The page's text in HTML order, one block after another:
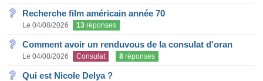
Recherche film américain année 70
Le 04/08/2026 13 réponses
Comment avoir un renduvous de la consulat d'oran
Le 04/08/2026 Consulat 8 réponses
Qui est Nicole Delya ?